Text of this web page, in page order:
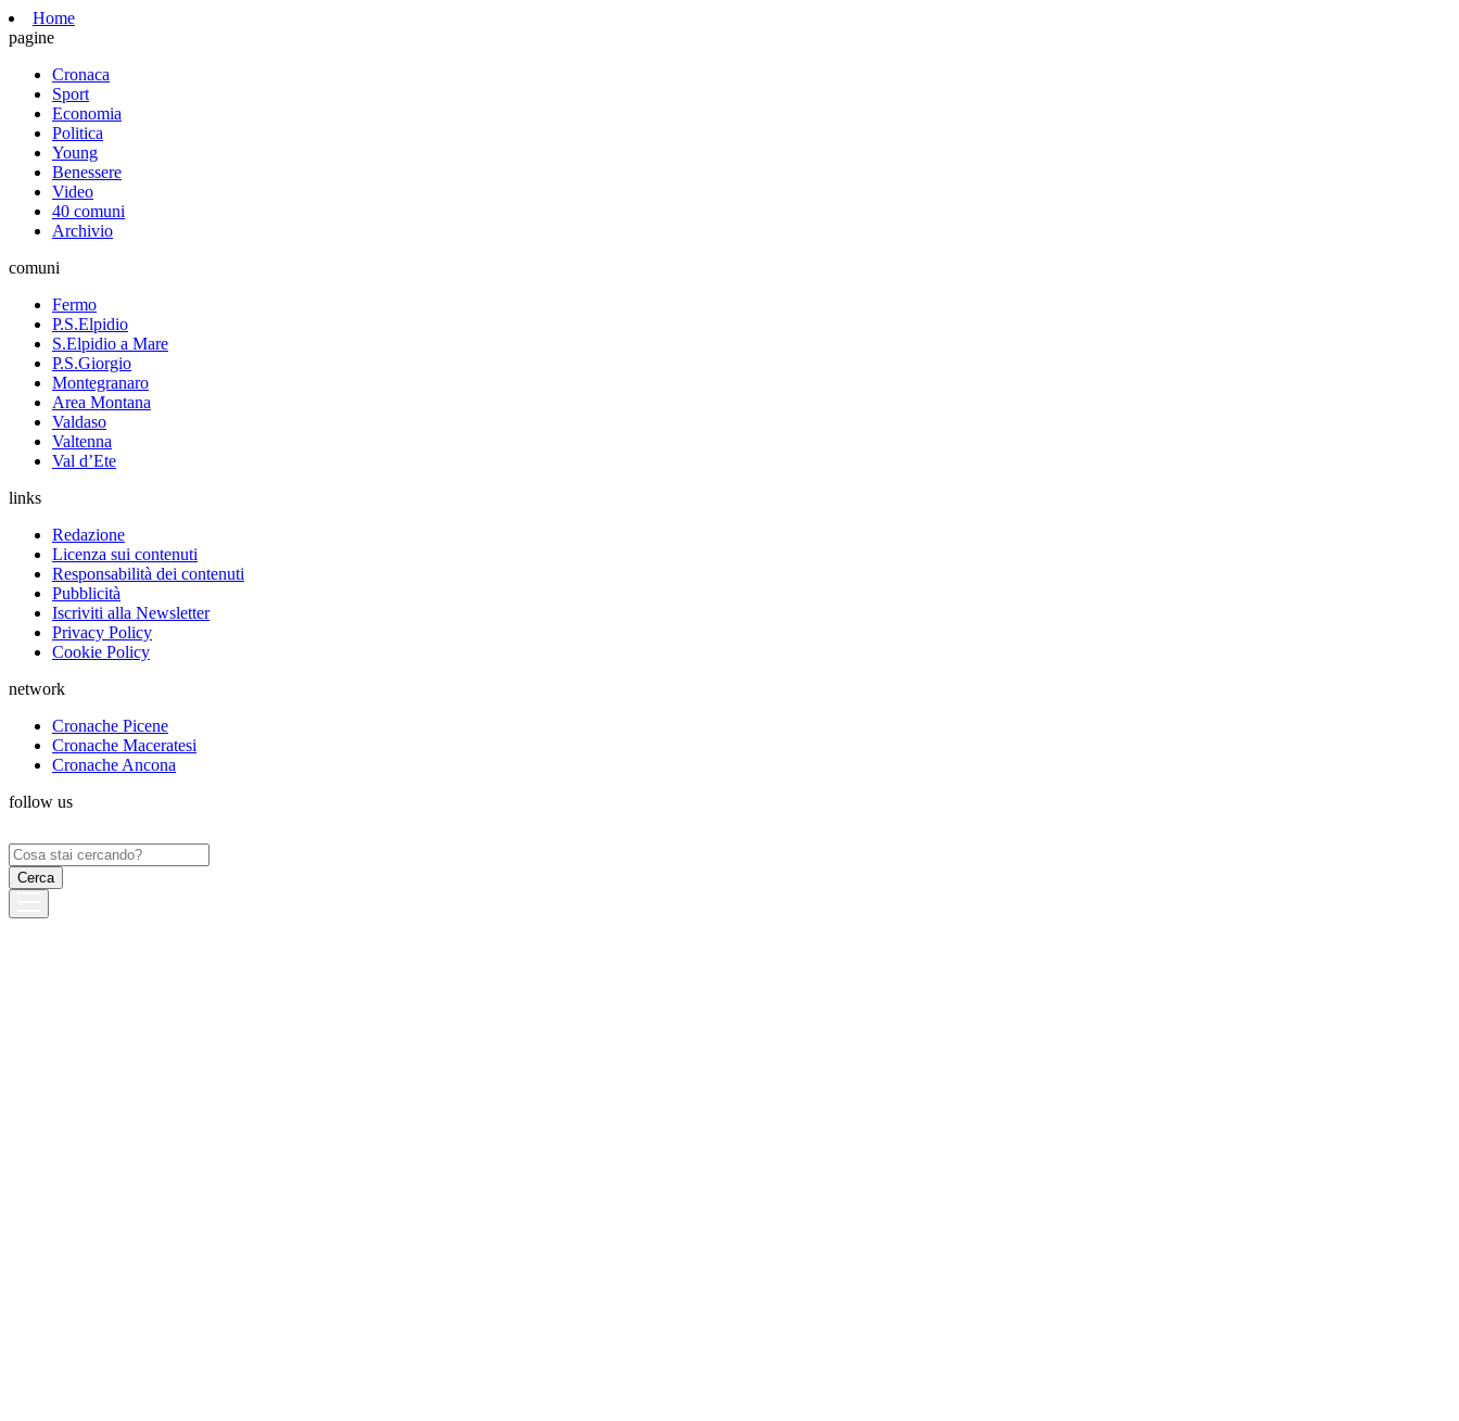
Home
pagine
Cronaca
Sport
Economia
Politica
Young
Benessere
Video
40 comuni
Archivio
comuni
Fermo
P.S.Elpidio
S.Elpidio a Mare
P.S.Giorgio
Montegranaro
Area Montana
Valdaso
Valtenna
Val d’Ete
links
Redazione
Licenza sui contenuti
Responsabilità dei contenuti
Pubblicità
Iscriviti alla Newsletter
Privacy Policy
Cookie Policy
network
Cronache Picene
Cronache Maceratesi
Cronache Ancona
follow us
Ricerca
per: